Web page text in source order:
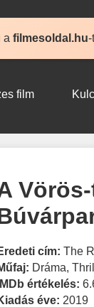
a filmesoldal.hu-
film
cím: The
Dráma,
IMDb értékelés:
éve: 2019